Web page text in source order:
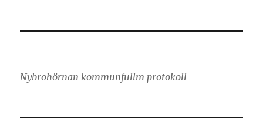
Nybrohörnan kommunfullm protokoll